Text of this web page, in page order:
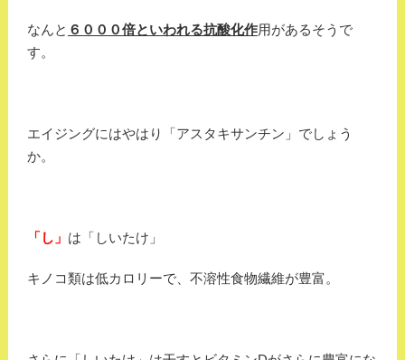
なんと ６０００倍といわれる抗酸化作用があるそうで
す。
エイジングにはやはり「アスタキサンチン」でしょう
か。
「し」 は「しいたけ」
キノコ類は低カロリーで、不溶性食物繊維が豊富。